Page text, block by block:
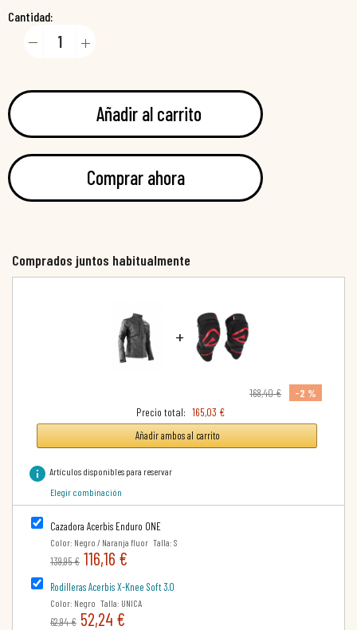
Cantidad:
Añadir al carrito
Comprar ahora
Comprados juntos habitualmente
+
168,40 €
-2 %
Precio total: 165,03 €
Añadir ambos al carrito
info Artículos disponibles para reservar
Elegir combinación
Cazadora Acerbis Enduro ONE
Color: Negro / Naranja fluor Talla: S
139,95 € 116,16 €
Rodilleras Acerbis X-Knee Soft 3.0
Color: Negro Talla: UNICA
62,94 € 52,24 €